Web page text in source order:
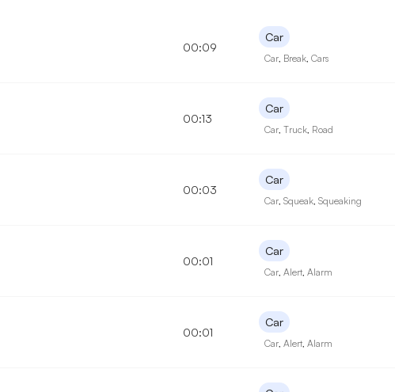
00:09
Car
Car Break ,Cars
00:13
Car
Car ,Truck Road
00:03
Car
Car ,Squeak ,Squeaking
00:01
Car
Car ,Alert ,Alarm
00:01
Car
Car ,Alert ,Alarm